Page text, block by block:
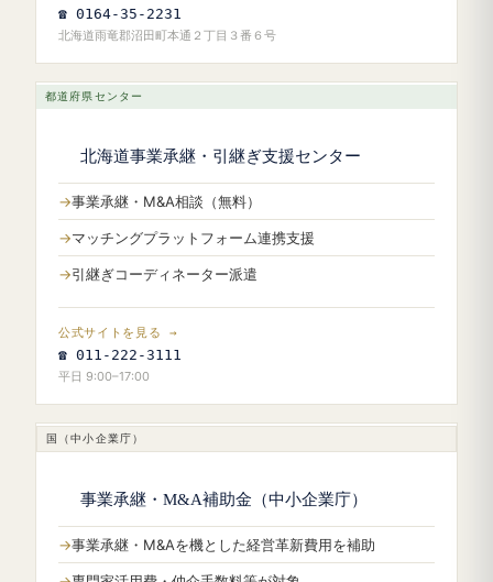
☎ 0164-35-2231
北海道雨竜郡沼田町本通２丁目３番６号
都道府県センター
北海道事業承継・引継ぎ支援センター
事業承継・M&A相談（無料）
マッチングプラットフォーム連携支援
引継ぎコーディネーター派遣
公式サイトを見る →
☎ 011-222-3111
平日 9:00–17:00
国（中小企業庁）
事業承継・M&A補助金（中小企業庁）
事業承継・M&Aを機とした経営革新費用を補助